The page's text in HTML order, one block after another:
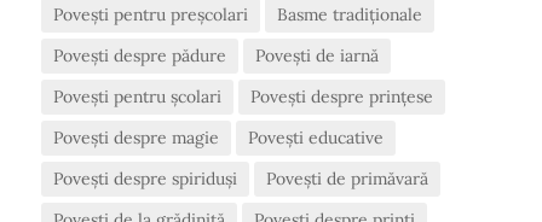
Povești pentru preșcolari
Basme tradiționale
Povești despre pădure
Povești de iarnă
Povești pentru școlari
Povești despre prințese
Povești despre magie
Povești educative
Povești despre spiriduși
Povești de primăvară